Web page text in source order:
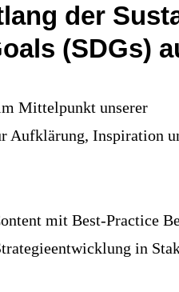
der
(SDGs)
Mittelpunkt unserer
Aufklärung, Inspiration
mit Best-Practice
in